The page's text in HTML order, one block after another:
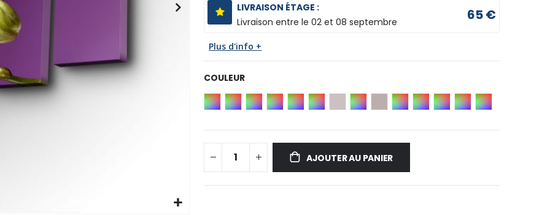
LIVRAISON ÉTAGE :
Livraison entre le02 et 08 septembre 65 €
Plus d'info +
COULEUR
AJOUTER AU PANIER